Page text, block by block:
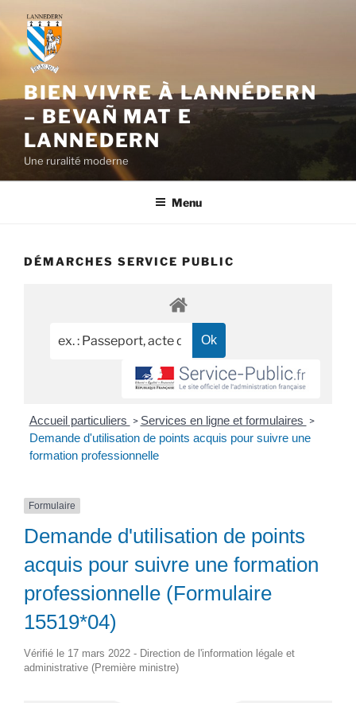
contenu
principal
BIEN VIVRE À LANNÉDERN
– BEVAÑ MAT E
LANNEDERN
Une ruralité moderne
Menu
DÉMARCHES SERVICE PUBLIC
Accueil particuliers > Services en ligne et formulaires >
Demande d'utilisation de points acquis pour suivre une
formation professionnelle
Formulaire
Demande d'utilisation de points
acquis pour suivre une formation
professionnelle (Formulaire
15519*04)
Vérifié le 17 mars 2022 - Direction de l'information légale et
administrative (Première ministre)